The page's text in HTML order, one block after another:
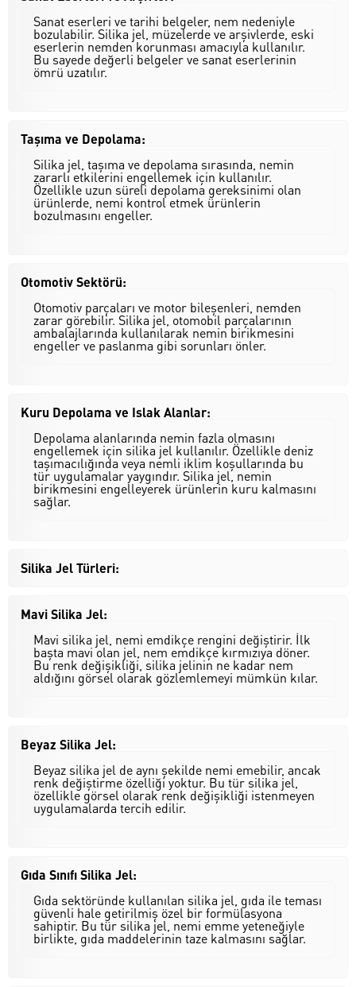
Sanat eserleri ve tarihi belgeler, nem nedeniyle
bozulabilir. Silika jel, müzelerde ve arşivlerde, eski
eserlerin nemden korunması amacıyla kullanılır.
Bu sayede değerli belgeler ve sanat eserlerinin
ömrü uzatılır.
Taşıma ve Depolama:
Silika jel, taşıma ve depolama sırasında, nemin
zararlı etkilerini engellemek için kullanılır.
Özellikle uzun süreli depolama gereksinimi olan
ürünlerde, nemi kontrol etmek ürünlerin
bozulmasını engeller.
Otomotiv Sektörü:
Otomotiv parçaları ve motor bileşenleri, nemden
zarar görebilir. Silika jel, otomobil parçalarının
ambalajlarında kullanılarak nemin birikmesini
engeller ve paslanma gibi sorunları önler.
Kuru Depolama ve Islak Alanlar:
Depolama alanlarında nemin fazla olmasını
engellemek için silika jel kullanılır. Özellikle deniz
taşımacılığında veya nemli iklim koşullarında bu
tür uygulamalar yaygındır. Silika jel, nemin
birikmesini engelleyerek ürünlerin kuru kalmasını
sağlar.
Silika Jel Türleri:
Mavi Silika Jel:
Mavi silika jel, nemi emdikçe rengini değiştirir. İlk
başta mavi olan jel, nem emdikçe kırmızıya döner.
Bu renk değişikliği, silika jelinin ne kadar nem
aldığını görsel olarak gözlemlemeyi mümkün kılar.
Beyaz Silika Jel:
Beyaz silika jel de aynı şekilde nemi emebilir, ancak
renk değiştirme özelliği yoktur. Bu tür silika jel,
özellikle görsel olarak renk değişikliği istenmeyen
uygulamalarda tercih edilir.
Gıda Sınıfı Silika Jel:
Gıda sektöründe kullanılan silika jel, gıda ile teması
güvenli hale getirilmiş özel bir formülasyona
sahiptir. Bu tür silika jel, nemi emme yeteneğiyle
birlikte, gıda maddelerinin taze kalmasını sağlar.